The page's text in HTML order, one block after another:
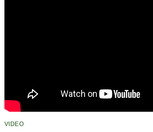
VIDEO